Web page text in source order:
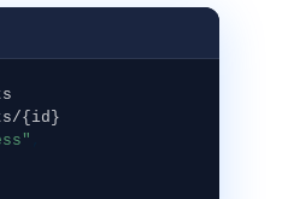
{id}